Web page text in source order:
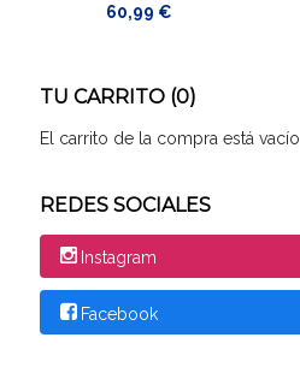
TU CARRITO (0)
El carrito de la compra está vacío
REDES SOCIALES
Instagram
Facebook
60,99 €